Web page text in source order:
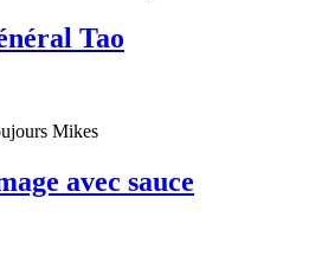
Tao
Mikes
avec sauce